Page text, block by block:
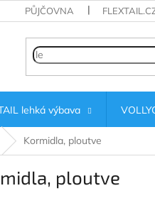
PŮJČOVNA
lehká výbava
Kormidla, ploutve
ploutve